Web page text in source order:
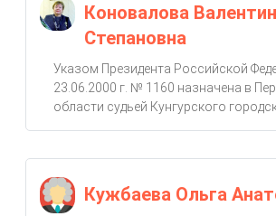
Коновалова
Степановна
Указом Президента Российской
23.06.2000 г. № 1160 назначена в
области судьей Кунгурского
Кужбаева Ольга